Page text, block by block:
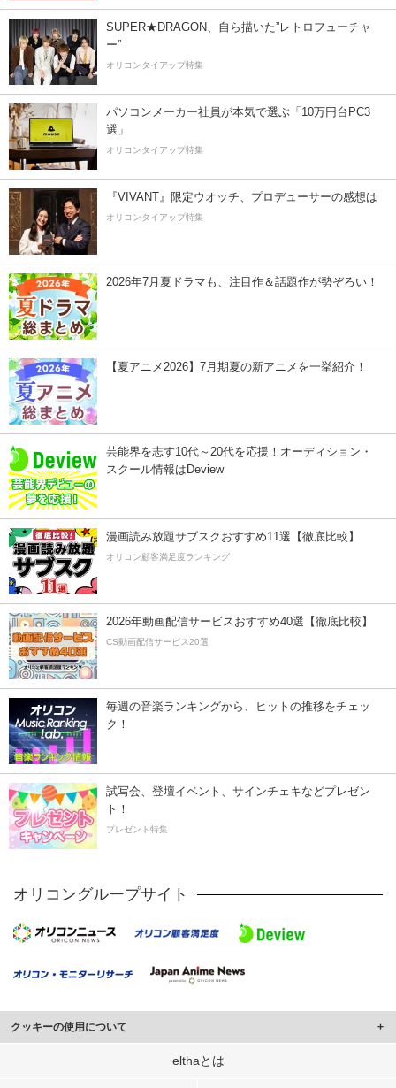
SUPER★DRAGON、自ら描いた”レトロフューチャ
ー”
オリコンタイアップ特集
パソコンメーカー社員が本気で選ぶ「10万円台PC3
選」
オリコンタイアップ特集
『VIVANT』限定ウオッチ、プロデューサーの感想は
オリコンタイアップ特集
2026年7月夏ドラマも、注目作＆話題作が勢ぞろい！
【夏アニメ2026】7月期夏の新アニメを一挙紹介！
芸能界を志す10代～20代を応援！オーディション・
スクール情報はDeview
漫画読み放題サブスクおすすめ11選【徹底比較】
オリコン顧客満足度ランキング
2026年動画配信サービスおすすめ40選【徹底比較】
CS動画配信サービス20選
毎週の音楽ランキングから、ヒットの推移をチェッ
ク！
試写会、登壇イベント、サインチェキなどプレゼン
ト！
プレゼント特集
オリコングループサイト
クッキーの使用について
このサイトでは Cookie を使用して、ユーザーに合わせたコンテンツや広告の
elthaとは